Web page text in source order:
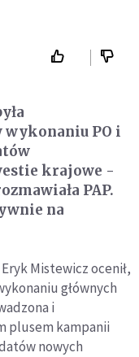
wykonaniu PO i
krajowe -
PAP.
na
Mistewicz ocenił,
głównych
i
plusem kampanii
nowych